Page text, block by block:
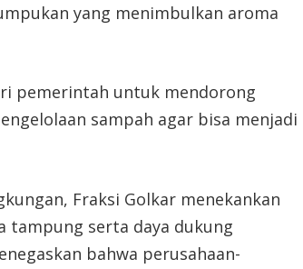
yang menimbulkan aroma
pemerintah untuk mendorong
sampah agar bisa menjadi
Fraksi Golkar menekankan
tampung serta daya dukung
bahwa perusahaan-